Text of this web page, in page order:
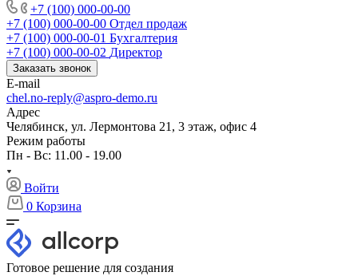
+7 (100) 000-00-00
+7 (100) 000-00-00 Отдел продаж
+7 (100) 000-00-01 Бухгалтерия
+7 (100) 000-00-02 Директор
Заказать звонок
E-mail
chel.no-reply@aspro-demo.ru
Адрес
Челябинск, ул. Лермонтова 21, 3 этаж, офис 4
Режим работы
Пн - Вс: 11.00 - 19.00
Войти
0 Корзина
Готовое решение для создания